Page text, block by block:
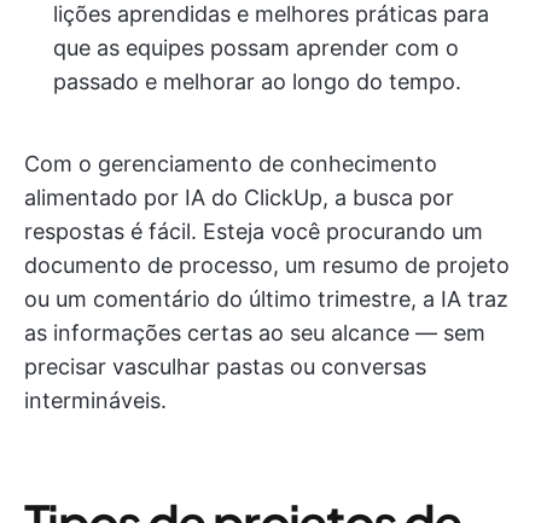
lições aprendidas e melhores práticas para
que as equipes possam aprender com o
passado e melhorar ao longo do tempo.
Com o gerenciamento de conhecimento
alimentado por IA do ClickUp, a busca por
respostas é fácil. Esteja você procurando um
documento de processo, um resumo de projeto
ou um comentário do último trimestre, a IA traz
as informações certas ao seu alcance — sem
precisar vasculhar pastas ou conversas
intermináveis.